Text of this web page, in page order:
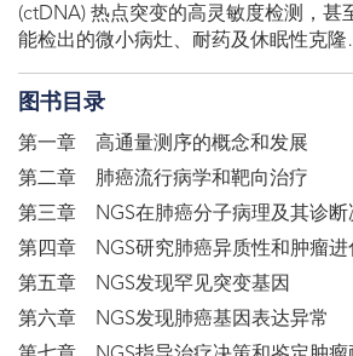
(ctDNA) 热点突变的高灵敏度检测，甚
能检出的微小病灶、耐药及休眠性克
图书目录
第一章 高通量测序的概念和发展
第二章 肺癌流行病学和靶向治疗
第三章 NGS在肺癌分子病理及其诊断
第四章 NGS研究肺癌异质性和肿瘤进
第五章 NGS发现罕见突变基因
第六章 NGS发现肺癌基因表达异常